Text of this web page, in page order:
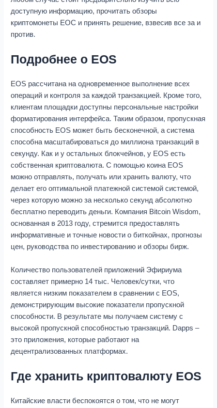
доступную информацию, прочитать обзоры
криптомонеты ЕОС и принять решение, взвесив все за и
против.
Подробнее о EOS
ЕОS рассчитана на одновременное выполнение всех
операций и контроля за каждой транзакцией. Кроме того,
клиентам площадки доступны персональные настройки
форматирования интерфейса. Таким образом, пропускная
способность EOS может быть бесконечной, а система
способна масштабироваться до миллиона транзакций в
секунду. Как и у остальных блокчейнов, у ЕОS есть
собственная криптовалюта. С помощью коина EOS
можно отправлять, получать или хранить валюту, что
делает его оптимальной платежной системой системой,
через которую можно за несколько секунд абсолютно
бесплатно переводить деньги. Компания Bitcoin Wisdom,
основанная в 2013 году, стремится предоставлять
информативные и точные новости о биткойнах, прогнозы
цен, руководства по инвестированию и обзоры бирж.
Количество пользователей приложений Эфириума
составляет примерно 14 тыс. Человек/сутки, что
является низким показателем в сравнении с ЕОS,
демонстрирующим высокие показатели пропускной
способности. В результате мы получаем систему с
высокой пропускной способностью транзакций. Dapps –
это приложения, которые работают на
децентрализованных платформах.
Где хранить криптовалюту EOS
Китайские власти беспокоятся о том, что не могут